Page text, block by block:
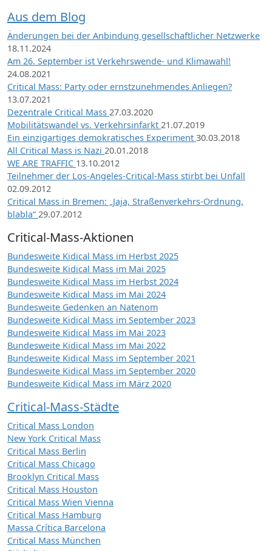
Aus dem Blog
Änderungen bei der Anbindung gesellschaftlicher Netzwerke
18.11.2024
Am 26. September ist Verkehrswende- und Klimawahl!
24.08.2021
Critical Mass: Party oder ernstzunehmendes Anliegen?
13.07.2021
Dezentrale Critical Mass 27.03.2020
Mobilitätswandel vs. Verkehrsinfarkt 21.07.2019
Ein einzigartiges demokratisches Experiment 30.03.2018
All Critical Mass is Nazi 20.01.2018
WE ARE TRAFFIC 13.10.2012
Teilnehmer der Los-Angeles-Critical-Mass stirbt bei Unfall
02.09.2012
Critical Mass in Bremen: „Jaja, Straßenverkehrs-Ordnung,
blabla“ 29.07.2012
Critical-Mass-Aktionen
Bundesweite Kidical Mass im Herbst 2025
Bundesweite Kidical Mass im Mai 2025
Bundesweite Kidical Mass im Herbst 2024
Bundesweite Kidical Mass im Mai 2024
Bundesweite Gedenken an Natenom
Bundesweite Kidical Mass im September 2023
Bundesweite Kidical Mass im Mai 2023
Bundesweite Kidical Mass im Mai 2022
Bundesweite Kidical Mass im September 2021
Bundesweite Kidical Mass im September 2020
Bundesweite Kidical Mass im März 2020
Critical-Mass-Städte
Critical Mass London
New York Critical Mass
Critical Mass Berlin
Critical Mass Chicago
Brooklyn Critical Mass
Critical Mass Houston
Critical Mass Wien Vienna
Critical Mass Hamburg
Massa Crítica Barcelona
Critical Mass München